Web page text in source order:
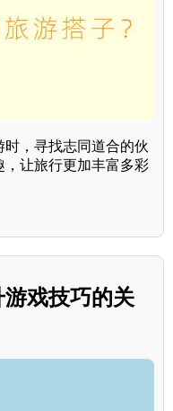
，寻找志同道合的伙
让旅行更加丰富多彩
戏技巧的关